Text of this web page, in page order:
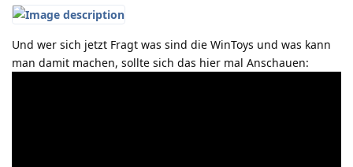
Und wer sich jetzt Fragt was sind die WinToys und was kann
man damit machen, sollte sich das hier mal Anschauen: